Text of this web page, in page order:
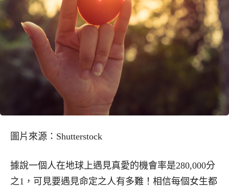
圖片來源：Shutterstock
據說一個人在地球上遇見真愛的機會率是280,000分
之1，可見要遇見命定之人有多難！相信每個女生都